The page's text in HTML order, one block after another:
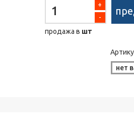
-
+
продажа в шт
нет